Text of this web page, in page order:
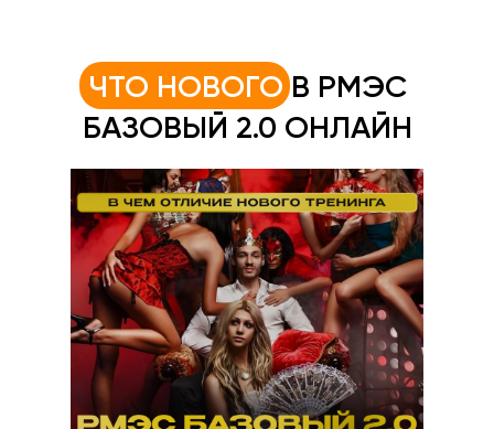
ЧТО НОВОГОВ РМЭС
БАЗОВЫЙ 2.0 ОНЛАЙН